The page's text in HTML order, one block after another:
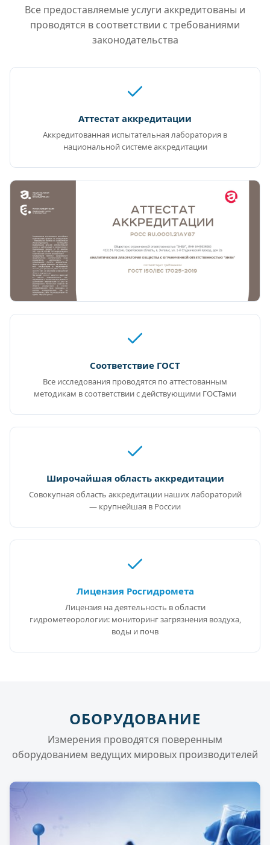
Все предоставляемые услуги аккредитованы и
проводятся в соответствии с требованиями
законодательства
Аттестат аккредитации
Аккредитованная испытательная лаборатория в
национальной системе аккредитации
Соответствие ГОСТ
Все исследования проводятся по аттестованным
методикам в соответствии с действующими ГОСТами
Широчайшая область аккредитации
Совокупная область аккредитации наших лабораторий
— крупнейшая в России
Лицензия Росгидромета
Лицензия на деятельность в области
гидрометеорологии: мониторинг загрязнения воздуха,
воды и почв
ОБОРУДОВАНИЕ
Измерения проводятся поверенным
оборудованием ведущих мировых производителей